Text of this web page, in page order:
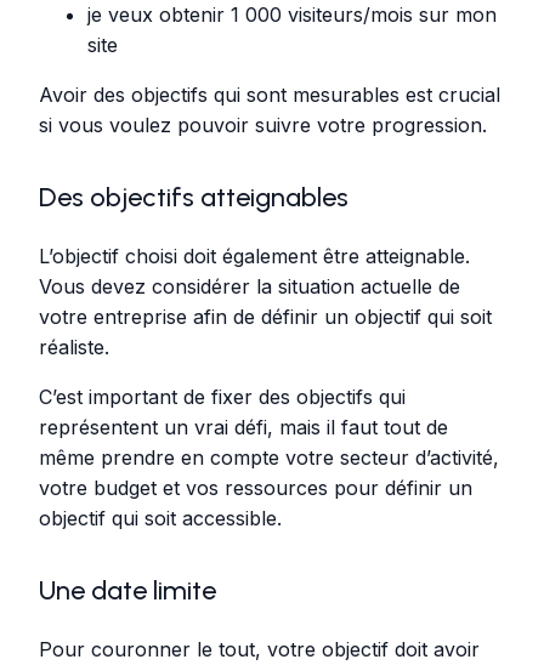
je veux obtenir 1 000 visiteurs/mois sur mon
site
Avoir des objectifs qui sont mesurables est crucial
si vous voulez pouvoir suivre votre progression.
Des objectifs atteignables
L’objectif choisi doit également être atteignable.
Vous devez considérer la situation actuelle de
votre entreprise afin de définir un objectif qui soit
réaliste.
C’est important de fixer des objectifs qui
représentent un vrai défi, mais il faut tout de
même prendre en compte votre secteur d’activité,
votre budget et vos ressources pour définir un
objectif qui soit accessible.
Une date limite
Pour couronner le tout, votre objectif doit avoir